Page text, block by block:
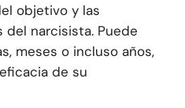
objetivo y las
narcisista. Puede
meses o incluso años,
de su